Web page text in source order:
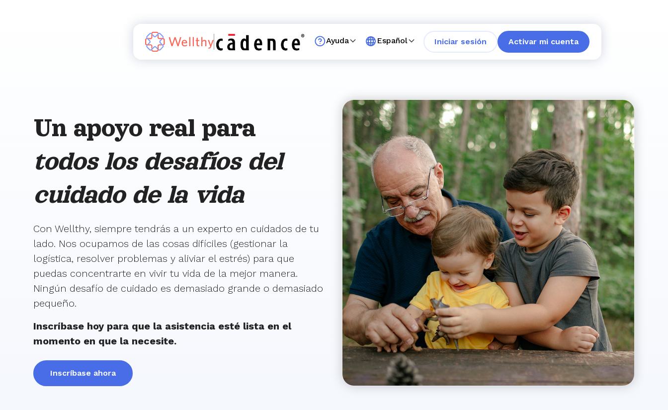
Ayuda Español Iniciar sesión Activar mi cuenta
Un apoyo real para
todos los desafíos del
cuidado de la vida
Con Wellthy, siempre tendrás a un experto en cuidados de tu
lado. Nos ocupamos de las cosas difíciles (gestionar la
logística, resolver problemas y aliviar el estrés) para que
puedas concentrarte en vivir tu vida de la mejor manera.
Ningún desafío de cuidado es demasiado grande o demasiado
pequeño.
Inscríbase hoy para que la asistencia esté lista en el
momento en que la necesite.
Inscríbase ahora